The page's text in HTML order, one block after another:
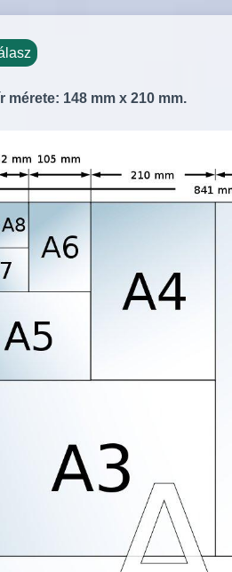
mérete: 148 mm x 210 mm.